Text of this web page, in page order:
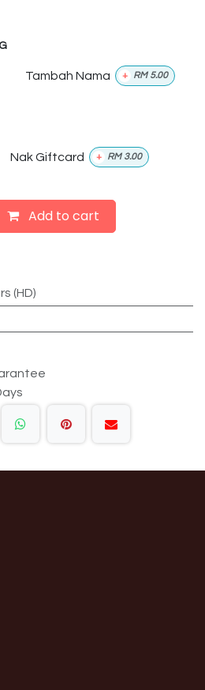
Tambah Nama + RM 5.00
Nak Giftcard + RM 3.00
Add to cart
(HD)